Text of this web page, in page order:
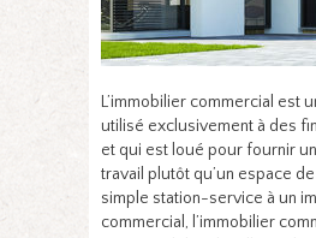
L’immobilier commercial est
utilisé exclusivement à des
et qui est loué pour fournir
travail plutôt qu’un espace de
simple station-service à un
commercial, l’immobilier